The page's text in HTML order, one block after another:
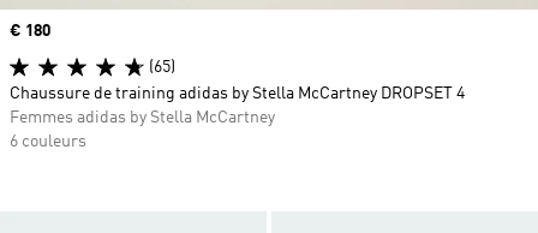
Prix
€ 180
(65)
Chaussure de training adidas by Stella McCartney DROPSET 4
Femmes adidas by Stella McCartney
6 couleurs